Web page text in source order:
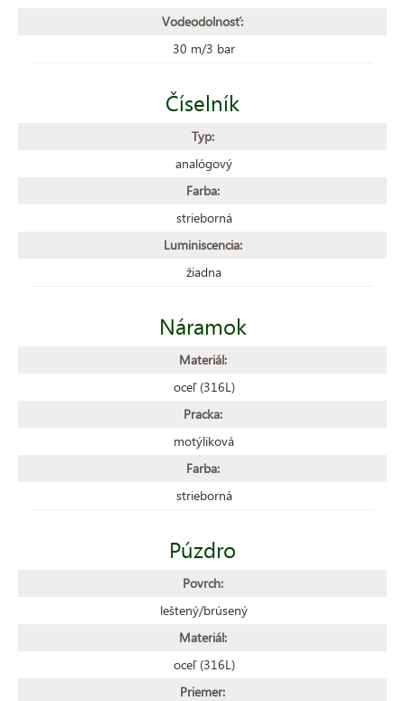
Vodeodolnosť:
30 m/3 bar
Číselník
Typ:
analógový
Farba:
strieborná
Luminiscencia:
žiadna
Náramok
Materiál:
oceľ (316L)
Pracka:
motýliková
Farba:
strieborná
Púzdro
Povrch:
leštený/brúsený
Materiál:
oceľ (316L)
Priemer: